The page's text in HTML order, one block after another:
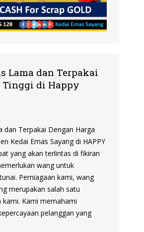
Lama dan Terpakai
Tinggi di Happy
dan Terpakai Dengan Harga
Kedai Emas Sayang di HAPPY
yang akan terlintas di fikiran
wang untuk
Perniagaan kami, wang
merupakan salah satu
Kami memahami
pelanggan yang